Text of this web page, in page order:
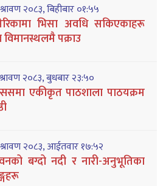
२०८३, बिहीबार ०१:५५
भिसा अवधि सकिएकाहरू
पक्राउ
२०८३, बुधबार २३:५०
एकीकृत पाठशाला पाठयक्रम
२०८३, आईतवार १७:५२
बग्दो नदी र नारी-अनुभूतिका